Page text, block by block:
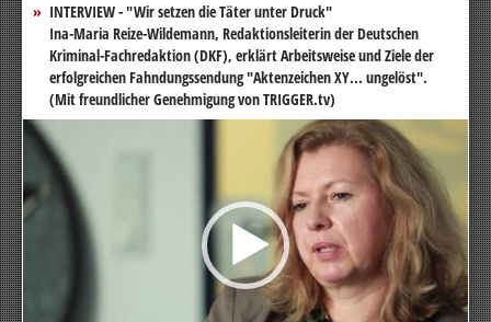
INTERVIEW - "Wir setzen die Täter unter Druck"
Ina-Maria Reize-Wildemann, Redaktionsleiterin der Deutschen
Kriminal-Fachredaktion (DKF), erklärt Arbeitsweise und Ziele der
erfolgreichen Fahndungssendung "Aktenzeichen XY... ungelöst".
(Mit freundlicher Genehmigung von TRIGGER.tv)
Video-
Player